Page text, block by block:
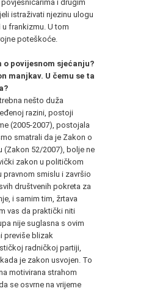
i drugim
istraživati njezinu ulogu
frankizmu. U tom
poteškoće.
o povijesnom sjećanju?
manjkav. U čemu se ta
nešto duža
razini, postoji
(2005-2007), postojala
smatrali da je Zakon o
(Zakon 52/2007), bolje ne
zakon u političkom
pravnom smislu i završio
društvenih pokreta za
i samim tim, žrtava
vas da praktički niti
nije suglasna s ovim
previše blizak
radničkoj partiji,
je zakon usvojen. To
motivirana strahom
se osvrne na vrijeme